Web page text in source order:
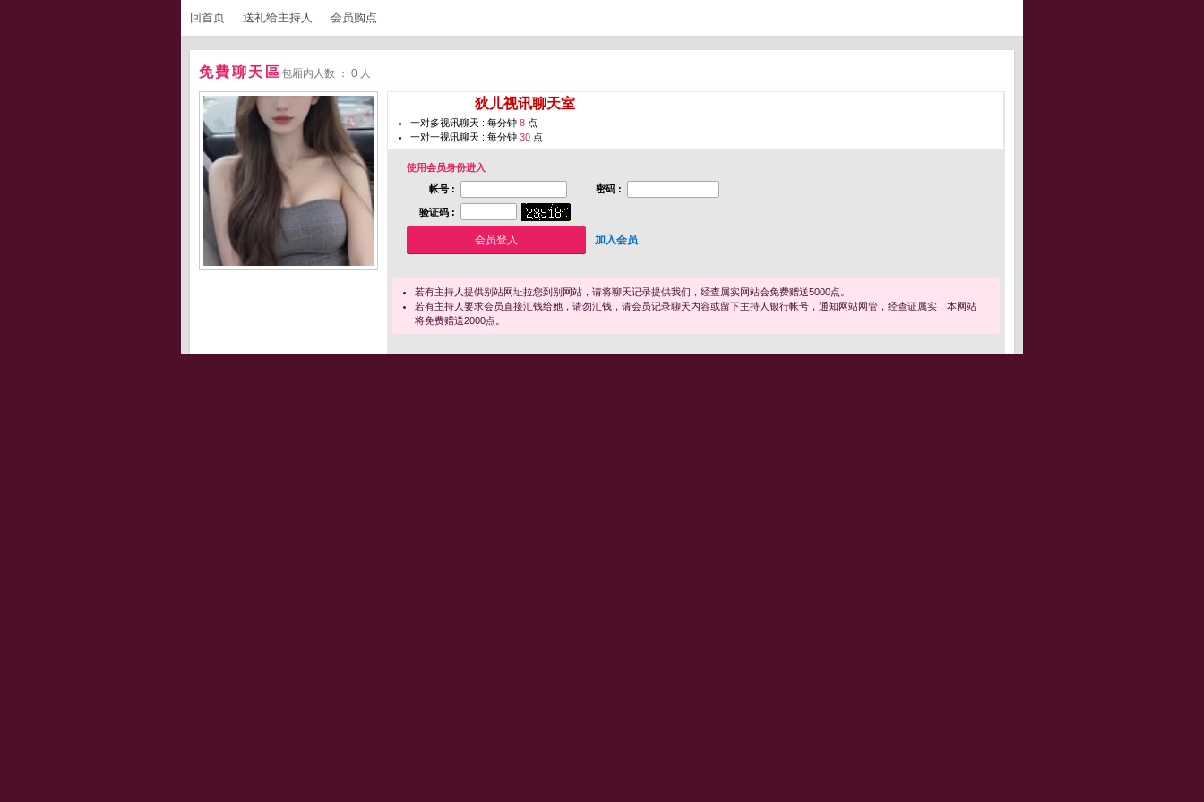
回首页 送礼给主持人 会员购点
免費聊天區包厢内人数 ： 0 人
狄儿视讯聊天室
一对多视讯聊天 : 每分钟 8 点
一对一视讯聊天 : 每分钟 30 点
使用会员身份进入
帐号 :
密码 :
验证码 :
加入会员
若有主持人提供别站网址拉您到别网站，请将聊天记录提供我们，经查属实网站会免费赠送5000点。
若有主持人要求会员直接汇钱给她，请勿汇钱，请会员记录聊天内容或留下主持人银行帐号，通知网站网管，经查证属实，本网站
将免费赠送2000点。